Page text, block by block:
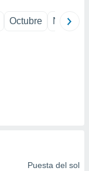
Octubre
Puesta del sol